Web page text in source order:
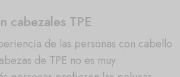
cabezales TPE
de las personas con cabello
de TPE no es muy